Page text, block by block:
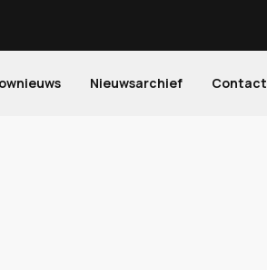
Nieuwsarchief Contact